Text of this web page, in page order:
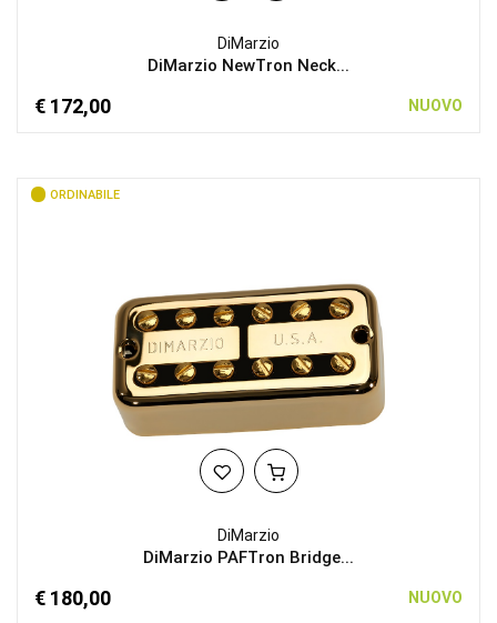
DiMarzio
DiMarzio NewTron Neck...
€ 172,00 NUOVO
ORDINABILE
DiMarzio
DiMarzio PAFTron Bridge...
€ 180,00 NUOVO